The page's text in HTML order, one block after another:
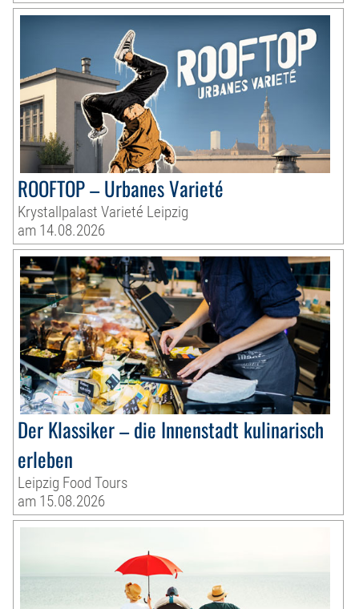
ROOFTOP – Urbanes Varieté
Krystallpalast Varieté Leipzig
am 14.08.2026
Der Klassiker – die Innenstadt kulinarisch
erleben
Leipzig Food Tours
am 15.08.2026